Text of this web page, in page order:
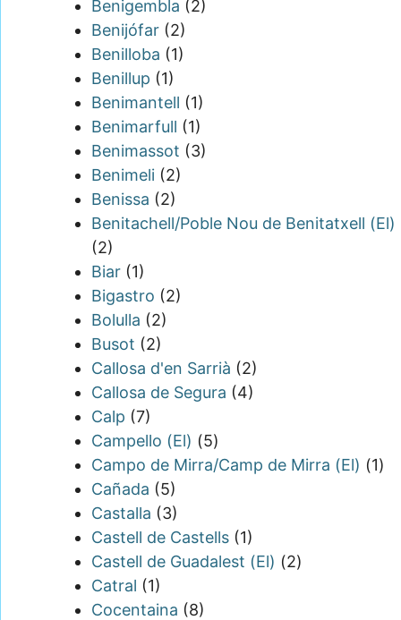
Benigembla (2)
Benijófar (2)
Benilloba (1)
Benillup (1)
Benimantell (1)
Benimarfull (1)
Benimassot (3)
Benimeli (2)
Benissa (2)
Benitachell/Poble Nou de Benitatxell (El)
(2)
Biar (1)
Bigastro (2)
Bolulla (2)
Busot (2)
Callosa d'en Sarrià (2)
Callosa de Segura (4)
Calp (7)
Campello (El) (5)
Campo de Mirra/Camp de Mirra (El) (1)
Cañada (5)
Castalla (3)
Castell de Castells (1)
Castell de Guadalest (El) (2)
Catral (1)
Cocentaina (8)